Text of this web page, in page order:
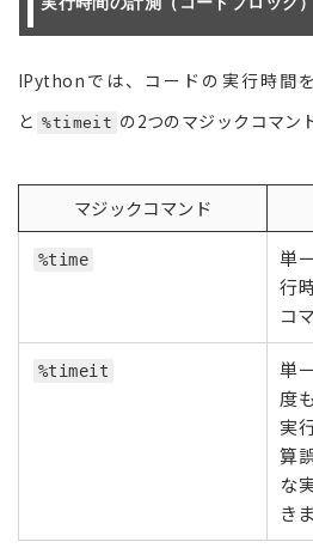
IPythonでは、コードの実行時間
と %timeit の2つのマジックコマン
マジックコマンド
%time
単
行
コ
%timeit
単
度
実
算
な
き